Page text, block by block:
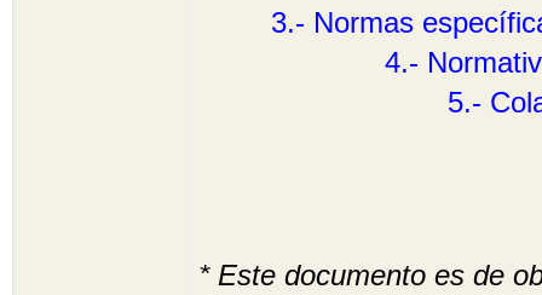
3.- Normas
4.-
5.-
* Este documento es de